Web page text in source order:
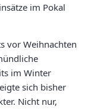
im Pokal
vor Weihnachten
im Winter
sich bisher
Nicht nur,